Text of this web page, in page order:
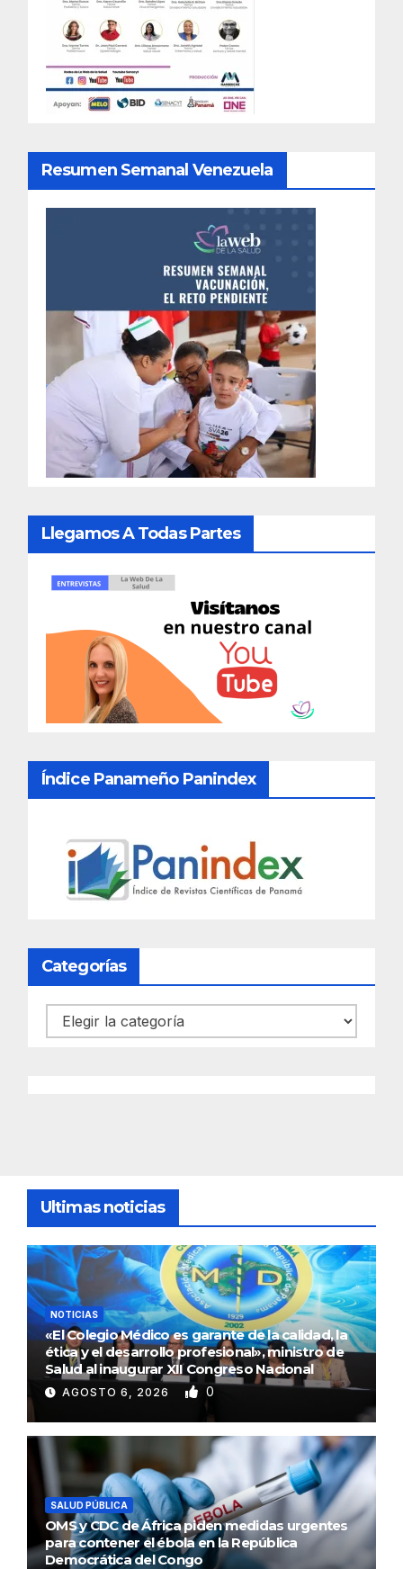
Resumen Semanal Venezuela
Llegamos A Todas Partes
Índice Panameño Panindex
Categorías
Categorías
Ultimas noticias
NOTICIAS
«El Colegio Médico es garante de la calidad, la
ética y el desarrollo profesional», ministro de
Salud al inaugurar XII Congreso Nacional
AGOSTO 6, 2026 0
SALUD PÚBLICA
OMS y CDC de África piden medidas urgentes
para contener el ébola en la República
Democrática del Congo